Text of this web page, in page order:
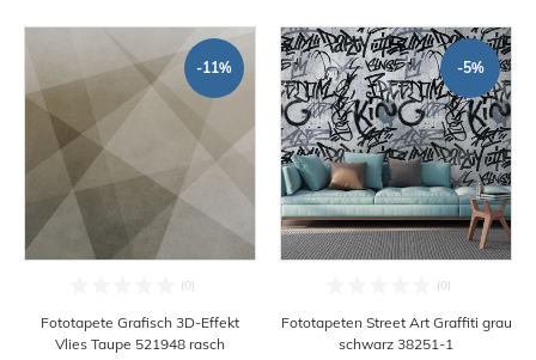
-11%
Fototapete Grafisch 3D-Effekt
Vlies Taupe 521948 rasch
-5%
Fototapeten Street Art Graffiti grau
schwarz 38251-1